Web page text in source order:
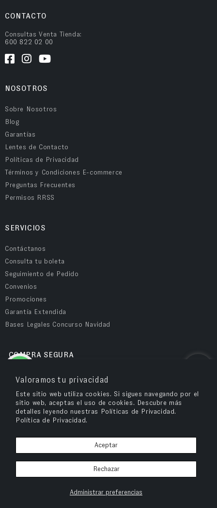
Valoramos tu privacidad
Este sitio web utiliza cookies. Si sigues navegando por el
sitio web, aceptas el uso de cookies. Descubre más
detalles leyendo nuestras Políticas de Privacidad.
Política de Privacidad.
Administrar preferencias
Aceptar
Rechazar
CONTACTO
Consultas Venta Tienda:
600 822 02 00
NOSOTROS
Sobre Nosotros
Blog
Garantías
Lentes de Contacto
Políticas de Privacidad
Términos y Condiciones E-commerce
Preguntas Frecuentes
Permisos RRSS
SERVICIOS
Contáctanos
Consulta tu boleta
Seguimiento de Pedido
Convenios
Promociones
Garantía Extendida
Bases Legales Concurso Navidad
COMPRA SEGURA
– Cuida tu salud visual y compra tus anteojos en OPV